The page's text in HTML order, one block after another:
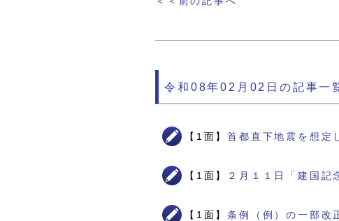
令和08年02月02日の記事一
【1面】首都直下地震を想
【1面】 ２月１１日「建国
【1面】条例（例）の一部